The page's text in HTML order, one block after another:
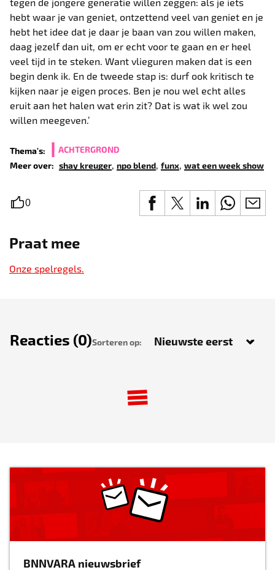
hebt waar je van geniet, ontzettend veel van geniet en je
hebt het idee dat je daar je baan van zou willen maken,
daag jezelf dan uit, om er echt voor te gaan en er heel
veel tijd in te steken. Want vlieguren maken dat is een
begin denk ik. En de tweede stap is: durf ook kritisch te
kijken naar je eigen proces. Ben je nou wel echt alles
eruit aan het halen wat erin zit? Dat is wat ik wel zou
willen meegeven.’
Thema's:
ACHTERGROND
Meer over: shay kreuger,npo blend,funx,wat een week show
0
Praat mee
Onze spelregels.
Reacties (0)Sorteren op:
BNNVARA nieuwsbrief